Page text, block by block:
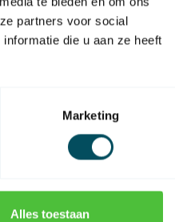
partners voor social
die u aan ze heeft
Marketing
Alles toestaan
Kostenlose Rücksendung